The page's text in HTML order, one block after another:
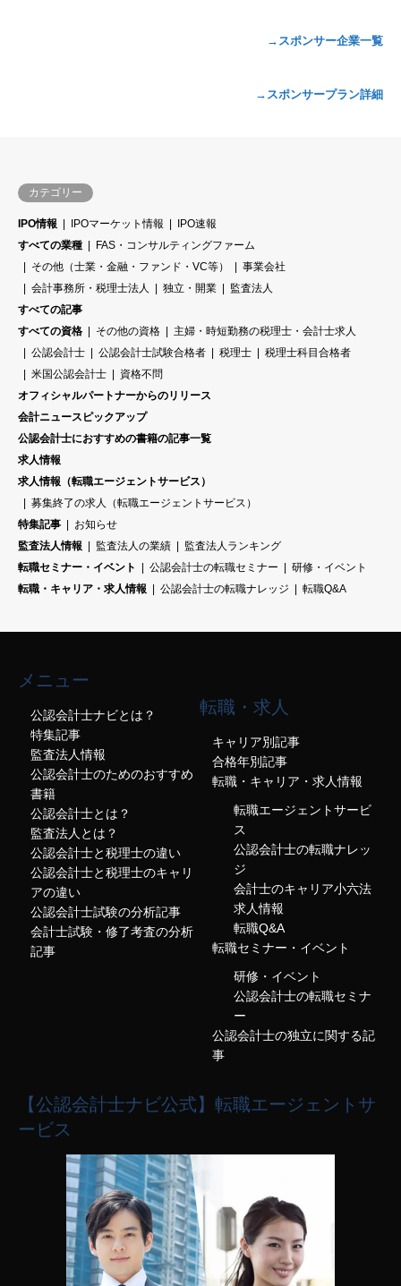
→スポンサー企業一覧
→スポンサープラン詳細
カテゴリー
IPO情報 IPOマーケット情報
IPO速報
すべての業種
FAS・コンサルティングファーム
その他（士業・金融・ファンド・VC等）
事業会社
会計事務所・税理士法人
独立・開業
監査法人
すべての記事
すべての資格
その他の資格
主婦・時短勤務の税理士・会計士求人
公認会計士
公認会計士試験合格者 税理士
税理士科目合格者
米国公認会計士
資格不問
オフィシャルパートナーからのリリース
会計ニュースピックアップ
公認会計士におすすめの書籍の記事一覧
求人情報
求人情報（転職エージェントサービス）
募集終了の求人（転職エージェントサービス）
特集記事
お知らせ
監査法人情報
監査法人の業績
監査法人ランキング
転職セミナー・イベント
公認会計士の転職セミナー
研修・イベント
転職・キャリア・求人情報
公認会計士の転職ナレッジ 転職Q&A
メニュー
公認会計士ナビとは？
特集記事
監査法人情報
公認会計士のためのおすすめ
書籍
公認会計士とは？
監査法人とは？
公認会計士と税理士の違い
公認会計士と税理士のキャリ
アの違い
公認会計士試験の分析記事
会計士試験・修了考査の分析
記事
転職・求人
キャリア別記事
合格年別記事
転職・キャリア・求人情報
転職エージェントサービ
ス
公認会計士の転職ナレッ
ジ
会計士のキャリア小六法
求人情報
転職Q&A
転職セミナー・イベント
研修・イベント
公認会計士の転職セミナ
ー
公認会計士の独立に関する記
事
【公認会計士ナビ公式】転職エージェントサ
ービス